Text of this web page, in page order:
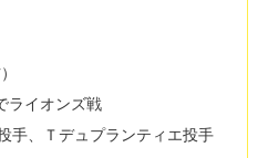
ライオンズ戦
手、Ｔデュプランティエ投手